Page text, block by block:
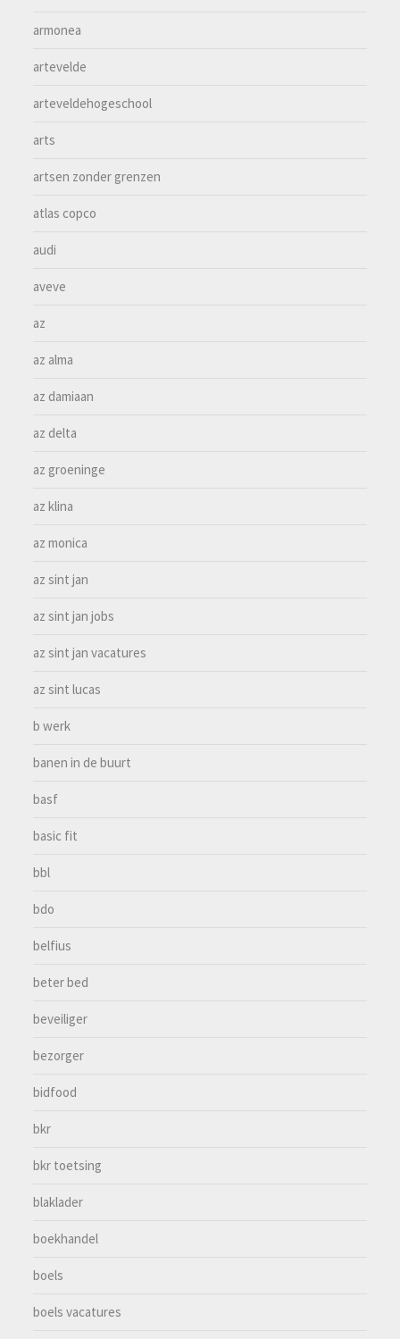
armonea
artevelde
arteveldehogeschool
arts
artsen zonder grenzen
atlas copco
audi
aveve
az
az alma
az damiaan
az delta
az groeninge
az klina
az monica
az sint jan
az sint jan jobs
az sint jan vacatures
az sint lucas
b werk
banen in de buurt
basf
basic fit
bbl
bdo
belfius
beter bed
beveiliger
bezorger
bidfood
bkr
bkr toetsing
blaklader
boekhandel
boels
boels vacatures